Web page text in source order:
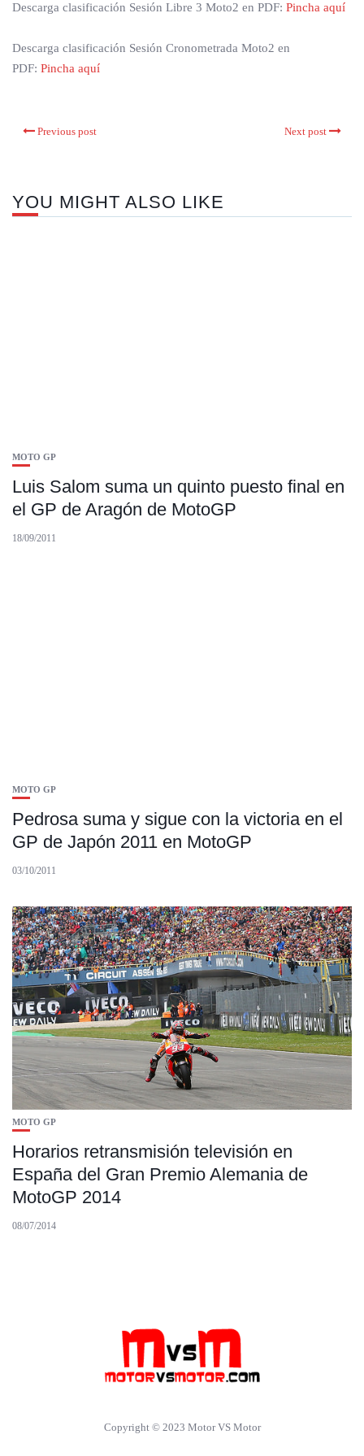
Descarga clasificación Sesión Libre 3 Moto2 en PDF: Pincha aquí
Descarga clasificación Sesión Cronometrada Moto2 en
PDF: Pincha aquí
Previous post Next post
YOU MIGHT ALSO LIKE
MOTO GP
Luis Salom suma un quinto puesto final en
el GP de Aragón de MotoGP
18/09/2011
MOTO GP
Pedrosa suma y sigue con la victoria en el
GP de Japón 2011 en MotoGP
03/10/2011
MOTO GP
Horarios retransmisión televisión en
España del Gran Premio Alemania de
MotoGP 2014
08/07/2014
Copyright © 2023 Motor VS Motor